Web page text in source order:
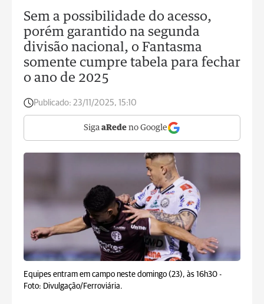
Sem a possibilidade do acesso,
porém garantido na segunda
divisão nacional, o Fantasma
somente cumpre tabela para fechar
o ano de 2025
Publicado: 23/11/2025, 15:10
Siga aRede no Google
Equipes entram em campo neste domingo (23), às 16h30 -
Foto: Divulgação/Ferroviária.